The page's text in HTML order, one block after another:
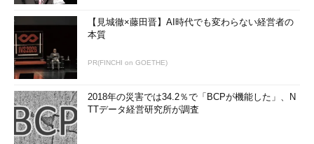
【見城徹×藤田晋】AI時代でも変わらない経営者の
本質
PR(FINCHI on GOETHE)
2018年の災害では34.2％で「BCPが機能した」、N
TTデータ経営研究所が調査